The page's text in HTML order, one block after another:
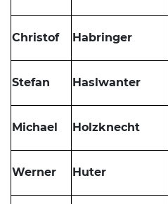
Christof Habringer
Stefan Haslwanter
Michael Holzknecht
Werner Huter